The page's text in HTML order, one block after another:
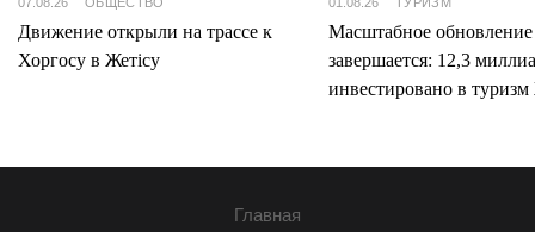
Движение открыли на трассе к
Хоргосу в Жетісу
Масштабное
завершается: 12,3
инвестировано в туризм
Главная